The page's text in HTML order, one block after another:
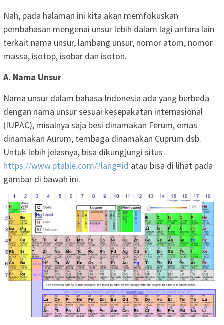
Nah, pada halaman ini kita akan memfokuskan
pembahasan mengenai unsur lebih dalam lagi antara lain
terkait nama unsur, lambang unsur, nomor atom, nomor
massa, isotop, isobar dan isoton.
A. Nama Unsur
Nama unsur dalam bahasa Indonesia ada yang berbeda
dengan nama unsur sesuai kesepakatan internasional
(IUPAC), misalnya saja besi dinamakan Ferum, emas
dinamakan Aurum, tembaga dinamakan Cuprum dsb.
Untuk lebih jelasnya, bisa dikungjungi situs
https://www.ptable.com/?lang=id atau bisa di lihat pada
gambar di bawah ini.